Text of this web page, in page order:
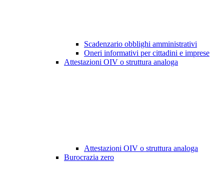
Scadenzario obblighi amministrativi
Oneri informativi per cittadini e imprese
Attestazioni OIV o struttura analoga
Attestazioni OIV o struttura analoga
Burocrazia zero